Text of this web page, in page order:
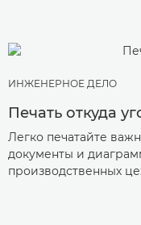
ИНЖЕНЕРНОЕ ДЕЛО
Печать откуда
Легко печатайте
документы и
производственных